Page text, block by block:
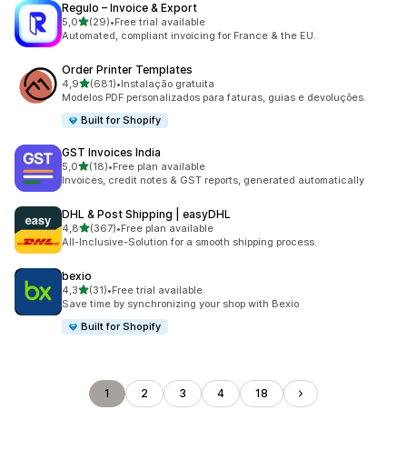
Regulo – Invoice & Export
5,0de 5 estrelas
(29)
29 total de avaliações
•Free trial available
Automated, compliant invoicing for France & the EU.
Order Printer Templates
4,9de 5 estrelas
(681)
681 total de avaliações
•Instalação gratuita
Modelos PDF personalizados para faturas, guias e devoluções.
Built for Shopify
GST Invoices India
5,0de 5 estrelas
(18)
18 total de avaliações
•Free plan available
Invoices, credit notes & GST reports, generated automatically
DHL & Post Shipping | easyDHL
4,8de 5 estrelas
(367)
367 total de avaliações
•Free plan available
All-Inclusive-Solution for a smooth shipping process.
bexio
4,3de 5 estrelas
(31)
31 total de avaliações
•Free trial available
Save time by synchronizing your shop with Bexio
Built for Shopify
1 2 3 4 18